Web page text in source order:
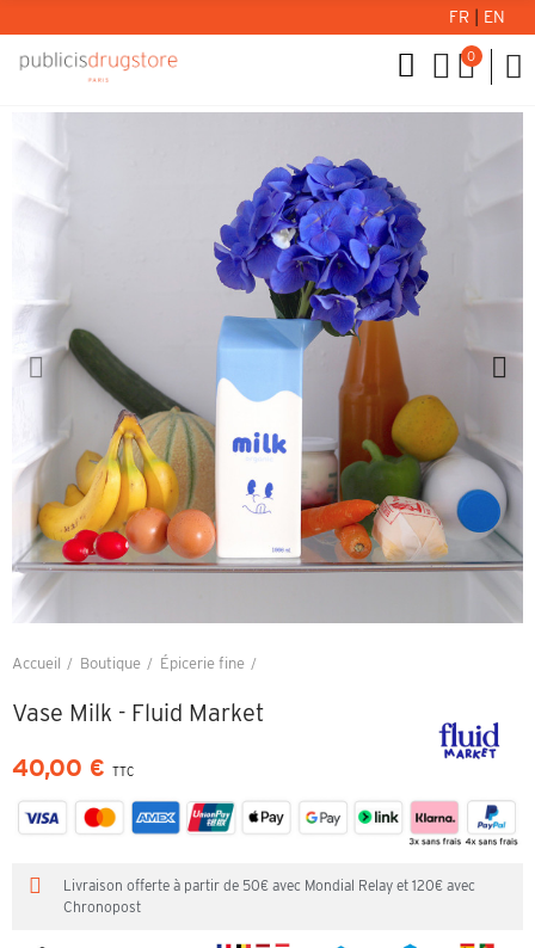
FR EN
0
Accueil Boutique Épicerie fine
Vase Milk - Fluid Market
40,00 € TTC
Livraison offerte à partir de 50€ avec Mondial Relay et 120€ avec
Chronopost